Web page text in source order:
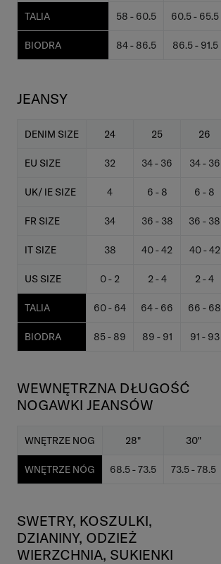
TALIA 58 - 60.5 60.5 - 65.5
BIODRA 84 - 86.5 86.5 - 91.5
JEANSY
DENIM SIZE 24 25 26
EU SIZE 32 34 - 36 34 - 36
UK/ IE SIZE 4 6 - 8 6 - 8
FR SIZE 34 36 - 38 36 - 38
IT SIZE 38 40 - 42 40 - 42
US SIZE 0 - 2 2 - 4 2 - 4
TALIA 60 - 64 64 - 66 66 - 68
BIODRA 85 - 89 89 - 91 91 - 93
WEWNĘTRZNA DŁUGOŚĆ
NOGAWKI JEANSÓW
WNĘTRZE NOG 28" 30"
WNĘTRZE NÓG 68.5 - 73.5 73.5 - 78.5
SWETRY, KOSZULKI,
DZIANINY, ODZIEŻ
WIERZCHNIA, SUKIENKI